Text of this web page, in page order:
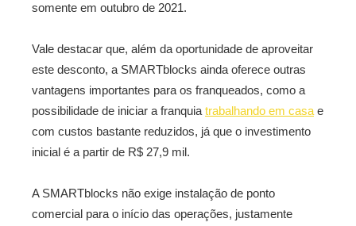
somente em outubro de 2021.
Vale destacar que, além da oportunidade de aproveitar
este desconto, a SMARTblocks ainda oferece outras
vantagens importantes para os franqueados, como a
possibilidade de iniciar a franquia trabalhando em casa e
com custos bastante reduzidos, já que o investimento
inicial é a partir de R$ 27,9 mil.
A SMARTblocks não exige instalação de ponto
comercial para o início das operações, justamente